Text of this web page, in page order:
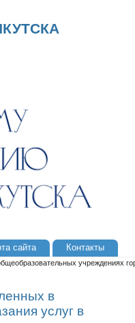
сайта Контакты
учреждениях
в
услуг в